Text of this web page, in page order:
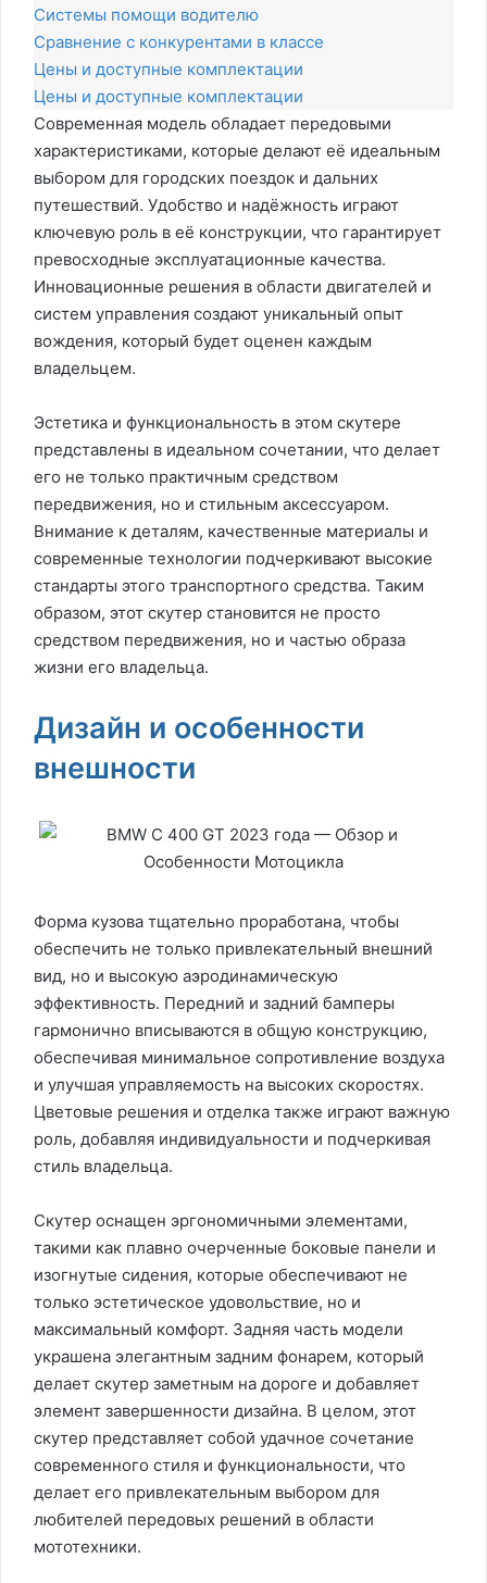
Системы помощи водителю
Сравнение с конкурентами в классе
Цены и доступные комплектации
Цены и доступные комплектации
Современная модель обладает передовыми
характеристиками, которые делают её идеальным
выбором для городских поездок и дальних
путешествий. Удобство и надёжность играют
ключевую роль в её конструкции, что гарантирует
превосходные эксплуатационные качества.
Инновационные решения в области двигателей и
систем управления создают уникальный опыт
вождения, который будет оценен каждым
владельцем.
Эстетика и функциональность в этом скутере
представлены в идеальном сочетании, что делает
его не только практичным средством
передвижения, но и стильным аксессуаром.
Внимание к деталям, качественные материалы и
современные технологии подчеркивают высокие
стандарты этого транспортного средства. Таким
образом, этот скутер становится не просто
средством передвижения, но и частью образа
жизни его владельца.
Дизайн и особенности
внешности
Форма кузова тщательно проработана, чтобы
обеспечить не только привлекательный внешний
вид, но и высокую аэродинамическую
эффективность. Передний и задний бамперы
гармонично вписываются в общую конструкцию,
обеспечивая минимальное сопротивление воздуха
и улучшая управляемость на высоких скоростях.
Цветовые решения и отделка также играют важную
роль, добавляя индивидуальности и подчеркивая
стиль владельца.
Скутер оснащен эргономичными элементами,
такими как плавно очерченные боковые панели и
изогнутые сидения, которые обеспечивают не
только эстетическое удовольствие, но и
максимальный комфорт. Задняя часть модели
украшена элегантным задним фонарем, который
делает скутер заметным на дороге и добавляет
элемент завершенности дизайна. В целом, этот
скутер представляет собой удачное сочетание
современного стиля и функциональности, что
делает его привлекательным выбором для
любителей передовых решений в области
мототехники.